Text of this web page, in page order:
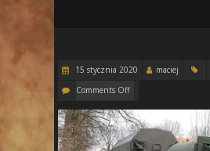
15 stycznia 2020 maciej
Comments Off